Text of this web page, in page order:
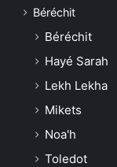
Béréchit
Béréchit
Hayé Sarah
Lekh Lekha
Mikets
Noa'h
Toledot